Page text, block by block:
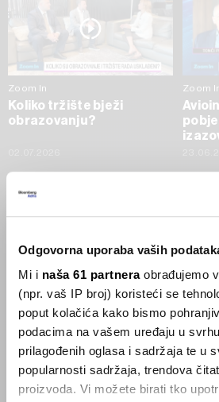
Odgovorna uporaba vaših
Mi i naša 61 partneraobrađujemo
(npr. vaš IP broj) koristeći se
poput kolačića kako bismo
podacima na vašem uređaju u
prilagođenih oglasa i sadržaja te u
popularnosti sadržaja, trendova
proizvoda. Vi možete birati tko
Zoom In
Koliko tržište bježi
obrazovanju?
Zoom
SVE VIJESTI IZ RUBRIKE ZOOM IN
Businessweek
Korisnici GLP-1
ekonomija se deblja
Visok trošak
05.12.2025